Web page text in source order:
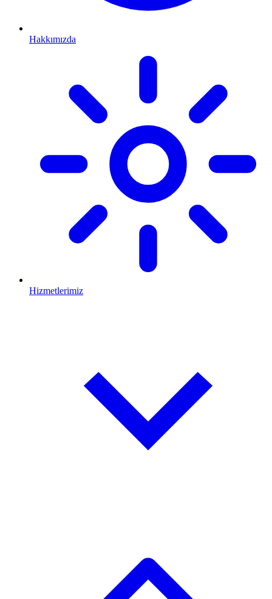
Hakkımızda
Hizmetlerimiz